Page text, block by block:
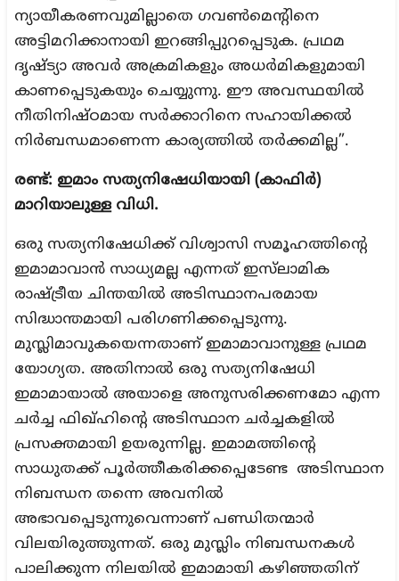
ന്യായീകരണവുമില്ലാതെ ഗവണ്‍മെന്റിനെ
അട്ടിമറിക്കാനായി ഇറങ്ങിപ്പുറപ്പെടുക. പ്രഥമ
ദൃഷ്ട്യാ അവര്‍ അക്രമികളും അധര്‍മികളുമായി
കാണപ്പെടുകയും ചെയ്യുന്നു. ഈ അവസ്ഥയില്‍
നീതിനിഷ്ഠമായ സര്‍ക്കാറിനെ സഹായിക്കല്‍
നിര്‍ബന്ധമാണെന്ന കാര്യത്തില്‍ തര്‍ക്കമില്ല”.
രണ്ട്: ഇമാം സത്യനിഷേധിയായി (കാഫിർ)
മാറിയാലുള്ള വിധി.
ഒരു സത്യനിഷേധിക്ക് വിശ്വാസി സമൂഹത്തിന്റെ
ഇമാമാവാൻ സാധ്യമല്ല എന്നത് ഇസ്‌ലാമിക
രാഷ്ട്രീയ ചിന്തയിൽ അടിസ്ഥാനപരമായ
സിദ്ധാന്തമായി പരിഗണിക്കപ്പെടുന്നു.
മുസ്ലിമാവുകയെന്നതാണ് ഇമാമാവാനുള്ള പ്രഥമ
യോഗ്യത. അതിനാൽ ഒരു സത്യനിഷേധി
ഇമാമായാൽ അയാളെ അനുസരിക്കണമോ എന്ന
ചർച്ച ഫിഖ്ഹിന്റെ അടിസ്ഥാന ചർച്ചകളിൽ
പ്രസക്തമായി ഉയരുന്നില്ല. ഇമാമത്തിന്റെ
സാധുതക്ക് പൂർത്തീകരിക്കപ്പെടേണ്ട അടിസ്ഥാന
നിബന്ധന തന്നെ അവനിൽ
അഭാവപ്പെടുന്നുവെന്നാണ് പണ്ഡിതന്മാർ
വിലയിരുത്തുന്നത്. ഒരു മുസ്ലിം നിബന്ധനകൾ
പാലിക്കുന്ന നിലയിൽ ഇമാമായി കഴിഞ്ഞതിന്